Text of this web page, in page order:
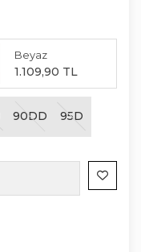
Beyaz
1.109,90 TL
90DD 95D